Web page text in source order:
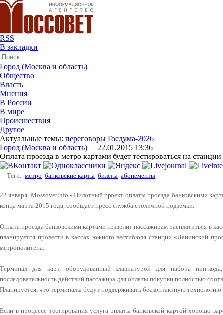
RSS
В закладки
Город (Москва и область)
Общество
Власть
Мнения
В России
В мире
Происшествия
Другое
Актуальные темы: переговоры Госдума-2026
Город (Москва и область) 22.01.2015 13:36
Оплата проезда в метро картами будет тестироваться на
Теги: метро банковские карты билеты абонементы
22 января. Mossovetinfo - Пилотный проект оплаты проезда банковскими
конца марта 2015 года, сообщает пресс-служба столичной подземки.
Оплата проезда банковскими картами позволит пассажирам расплатиться в
планируется провести в кассах южного вестибюля станции «Ленинский
метрополитена.
Терминал для карт, оборудованный клавиатурой для набора пин-
последовательность действий пассажира для оплаты покупки полностью
Планируется, что терминалы будут поддерживать бесконтактную
Если в процессе тестирования услуга оплаты банковской картой хорошо